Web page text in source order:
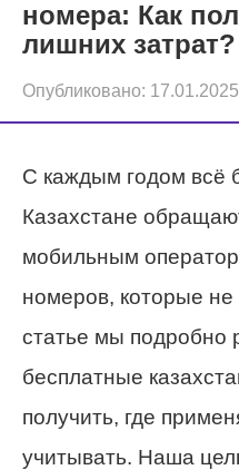
номера: Как
лишних затрат?
Опубликовано: 17.01.2025
С каждым годом всё
Казахстане
мобильным
номеров, которые не
статье мы подробно
бесплатные
получить, где
учитывать. Наша